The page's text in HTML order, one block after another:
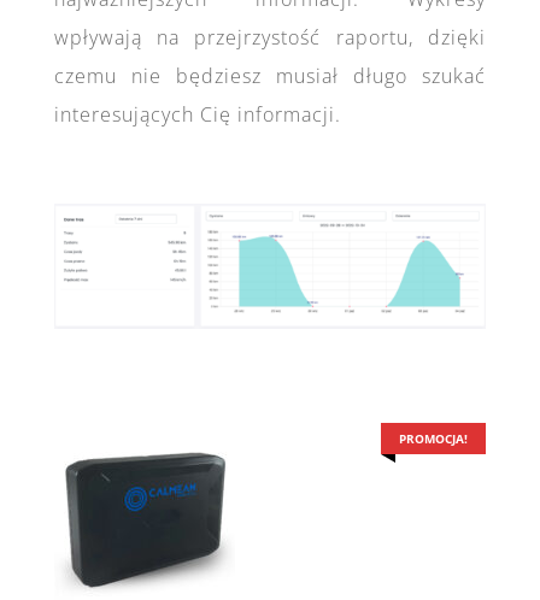
wpływają na przejrzystość raportu, dzięki
czemu nie będziesz musiał długo szukać
interesujących Cię informacji.
PROMOCJA!